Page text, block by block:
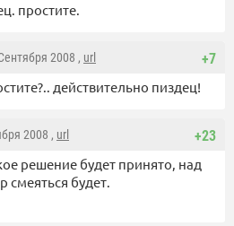
простите.
+7
2008 , url
действительно пиздец!
+23
2008 , url
решение будет принято, над
смеяться будет.